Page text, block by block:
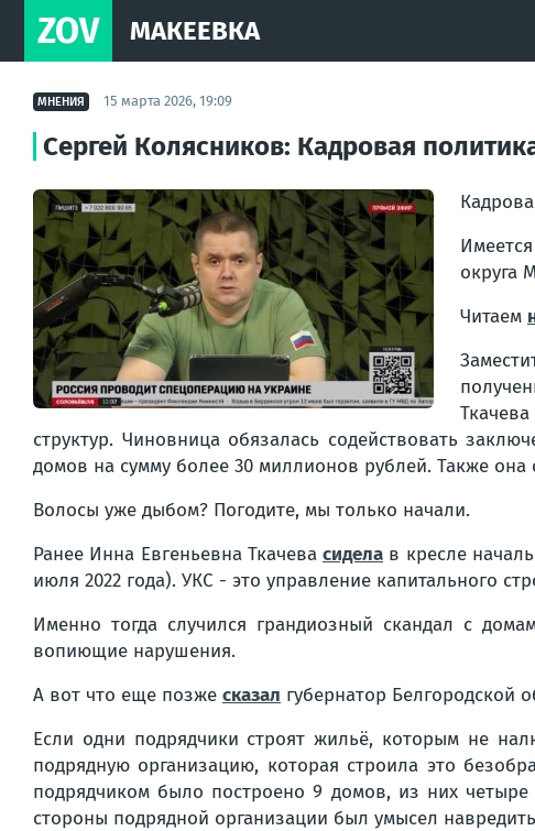
ZOV МАКЕЕВКА
МНЕНИЯ 15 марта 2026, 19:09
Сергей Колясников: Кадровая
Имеется
округа
Читаем
структур. Чиновница обязалась содействовать
домов на сумму более 30 миллионов рублей. Также
Волосы уже дыбом? Погодите, мы только начали.
Ранее Инна Евгеньевна Ткачева сидела в кресле
июля 2022 года). УКС - это управление капитального
Именно тогда случился грандиозный скандал с
вопиющие нарушения.
А вот что еще позже сказал губернатор Белгородской
Если одни подрядчики строят жильё, которым не
подрядную организацию, которая строила это
подрядчиком было построено 9 домов, из них
стороны подрядной организации был умысел